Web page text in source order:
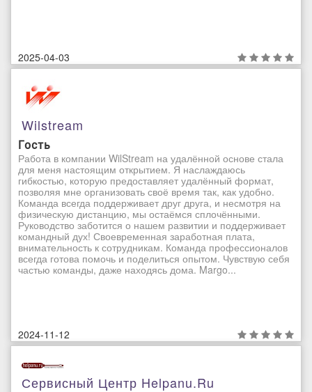
2025-04-03
Wilstream
Гость
Работа в компании WilStream на удалённой основе стала
для меня настоящим открытием. Я наслаждаюсь
гибкостью, которую предоставляет удалённый формат,
позволяя мне организовать своё время так, как удобно.
Команда всегда поддерживает друг друга, и несмотря на
физическую дистанцию, мы остаёмся сплочёнными.
Руководство заботится о нашем развитии и поддерживает
командный дух! Своевременная заработная плата,
внимательность к сотрудникам. Команда профессионалов
всегда готова помочь и поделиться опытом. Чувствую себя
частью команды, даже находясь дома. Margo...
2024-11-12
Сервисный Центр Helpanu.ru